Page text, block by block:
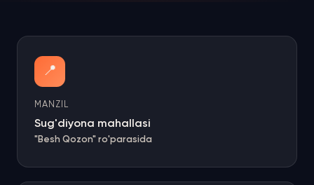
📍
MANZIL
Sug'diyona mahallasi
"Besh Qozon" ro'parasida